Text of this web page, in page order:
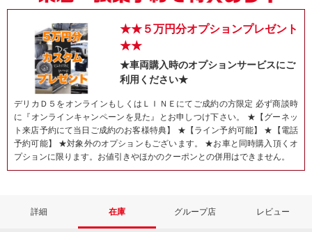
★★５万円分オプションプレゼント
★★
★車両購入時のオプションサービスにご
利用ください★
デリカＤ５をオンラインもしくはＬＩＮＥにてご成約の方限定 必ず商談時
に『オンラインキャンペーンを見た』とお申しつけ下さい。 ★【グーネッ
ト来店予約にて当日ご成約のお客様特典】 ★【ライン予約可能】 ★【電話
予約可能】 ★対象外のオプションもございます。 ★お車と同時購入頂くオ
プションに限ります。お値引きやほかのクーポンとの併用はできません。
詳細 在庫 グループ店 レビュー